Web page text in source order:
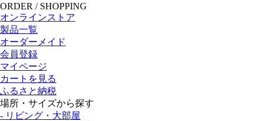
ORDER / SHOPPING
オンラインストア
製品一覧
オーダーメイド
会員登録
マイページ
カートを見る
ふるさと納税
場所・サイズから探す
- リビング・大部屋